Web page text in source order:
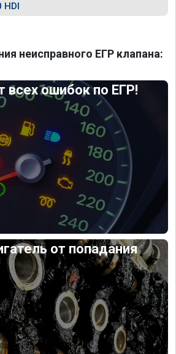
HDI
неисправного ЕГР клапана:
всех ошибок по ЕГР!
от попадания